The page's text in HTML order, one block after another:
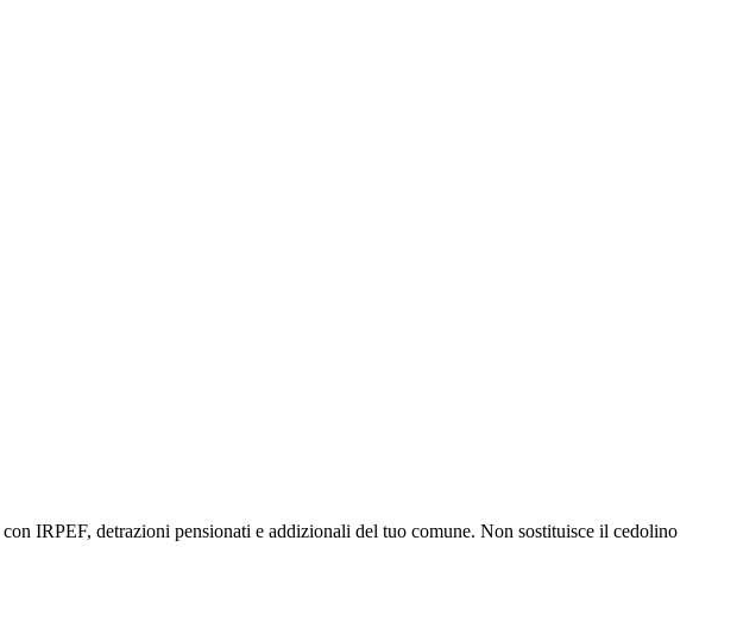
con IRPEF, detrazioni pensionati e addizionali del tuo comune. Non sostituisce il cedolino